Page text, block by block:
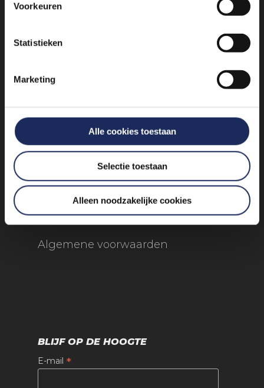
Voorkeuren
Statistieken
Marketing
Alle cookies toestaan
Selectie toestaan
Alleen noodzakelijke cookies
leuker. Wij maken die dromen
Vogelkersberg 5c 3755 BN
Algemene voorwaarden
BLIJF OP DE HOOGTE
E-mail *